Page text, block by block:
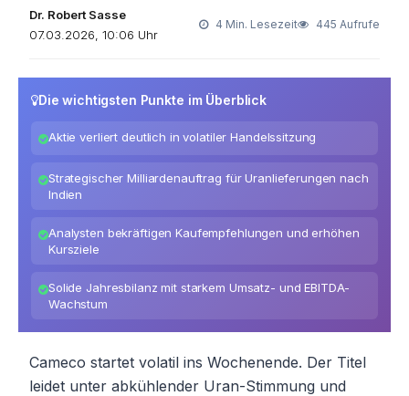
Dr. Robert Sasse
07.03.2026, 10:06 Uhr
4 Min. Lesezeit 445 Aufrufe
Die wichtigsten Punkte im Überblick
Aktie verliert deutlich in volatiler Handelssitzung
Strategischer Milliardenauftrag für Uranlieferungen nach
Indien
Analysten bekräftigen Kaufempfehlungen und erhöhen
Kursziele
Solide Jahresbilanz mit starkem Umsatz- und EBITDA-
Wachstum
Cameco startet volatil ins Wochenende. Der Titel
leidet unter abkühlender Uran-Stimmung und